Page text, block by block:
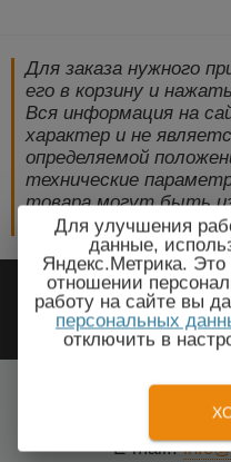
Для заказа нужного
его в корзину и
Вся информация на
характер и не
определяемой
технические
товара могут быть
без
2009-2026 ©
Керчь,
Тел.:
E-mail.:
Для улучшения
данные,
Яндекс.Метрика. Это
отношении
работу на сайте вы
персональных
отключить в